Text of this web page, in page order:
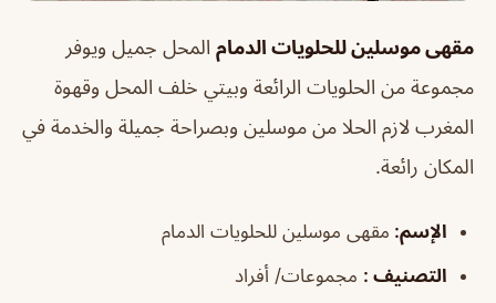
مقهى موسلين للحلويات الدمام المحل جميل ويوفر
مجموعة من الحلويات الرائعة وبيتي خلف المحل وقهوة
المغرب لازم الحلا من موسلين وبصراحة جميلة والخدمة في
المكان رائعة.
الإسم: مقهى موسلين للحلويات الدمام
التصنيف : مجموعات/ أفراد